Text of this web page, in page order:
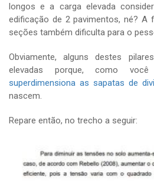
longos e a carga elevada
edificação de 2 pavimentos, né? A
seções também dificulta para o
Obviamente, alguns destes
elevadas porque, como
superdimensiona as sapatas de
nascem.
Repare então, no trecho a seguir: